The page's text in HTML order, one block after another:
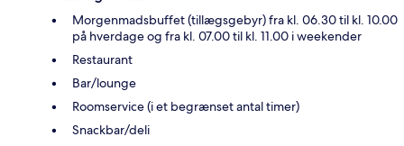
Morgenmadsbuffet (tillægsgebyr) fra kl. 06.30 til kl. 10.00
på hverdage og fra kl. 07.00 til kl. 11.00 i weekender
Restaurant
Bar/lounge
Roomservice (i et begrænset antal timer)
Snackbar/deli